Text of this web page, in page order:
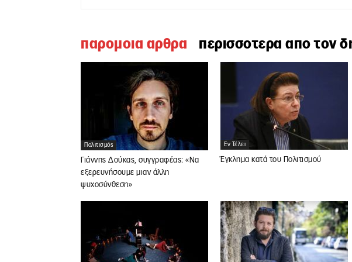
παρομοια αρθρα περισσοτερα απο τον
Πολιτισμός
Γιάννης Δούκας, συγγραφέας: «Να
εξερευνήσουμε μιαν άλλη
ψυχοσύνθεση»
Εν Τέλει
Έγκλημα κατά του Πολιτισμού